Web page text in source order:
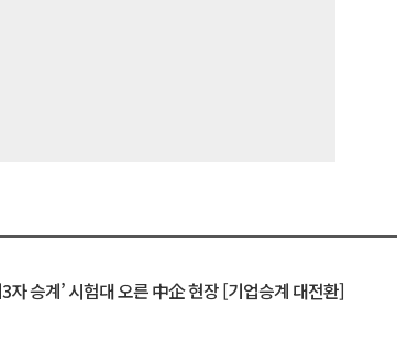
승계’ 시험대 오른 中企 현장 [기업승계 대전환]